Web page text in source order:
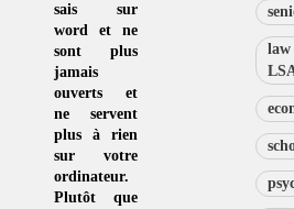
sais sur
word et ne
sont plus
jamais
ouverts et
ne servent
plus à rien
sur votre
ordinateur.
Plutôt que
law